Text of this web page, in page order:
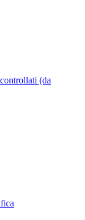
(da